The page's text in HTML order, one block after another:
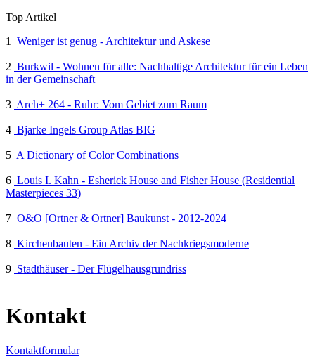
Top Artikel
1
Weniger ist genug - Architektur und Askese
2 Burkwil - Wohnen für alle: Nachhaltige Architektur für ein Leben
in der Gemeinschaft
3 Arch+ 264 - Ruhr: Vom Gebiet zum Raum
4 Bjarke Ingels Group Atlas BIG
5 A Dictionary of Color Combinations
6 Louis I. Kahn - Esherick House and Fisher House (Residential
Masterpieces 33)
7 O&O [Ortner & Ortner] Baukunst - 2012-2024
8 Kirchenbauten - Ein Archiv der Nachkriegsmoderne
9 Stadthäuser - Der Flügelhausgrundriss
Kontakt
Kontaktformular